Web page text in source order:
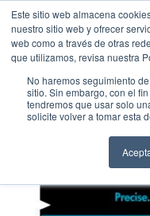
Este sitio web almacena
nuestro sitio web y ofrecer
web como a través de otras
que utilizamos, revisa nuestra
No haremos seguimiento
sitio. Sin embargo, con el
tendremos que usar solo
solicite volver a tomar esta